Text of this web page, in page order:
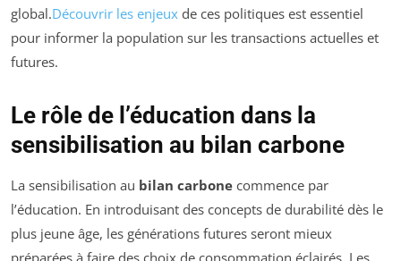
global.Découvrir les enjeux de ces politiques est essentiel
pour informer la population sur les transactions actuelles et
futures.
Le rôle de l’éducation dans la
sensibilisation au bilan carbone
La sensibilisation au bilan carbone commence par
l’éducation. En introduisant des concepts de durabilité dès le
plus jeune âge, les générations futures seront mieux
préparées à faire des choix de consommation éclairés. Les